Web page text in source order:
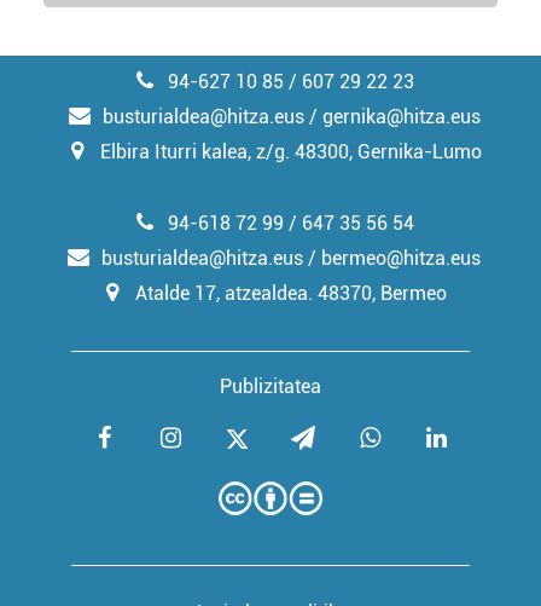
94-627 10 85 / 607 29 22 23
busturialdea@hitza.eus / gernika@hitza.eus
Elbira Iturri kalea, z/g. 48300, Gernika-Lumo
Publizitatea
94-618 72 99 / 647 35 56 54
busturialdea@hitza.eus / bermeo@hitza.eus
Atalde 17, atzealdea. 48370, Bermeo